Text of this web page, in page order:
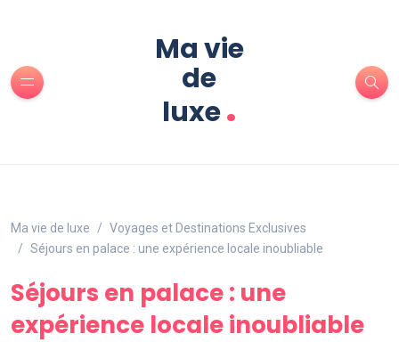
Ma vie
de
luxe.
Ma vie de luxe
Voyages et Destinations Exclusives
Séjours en palace : une expérience locale inoubliable
Séjours en palace : une
expérience locale inoubliable